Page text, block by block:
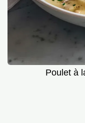
Poulet à